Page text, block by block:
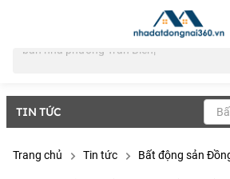
TIN TỨC
Trang chủ Tin tức Bất động sản